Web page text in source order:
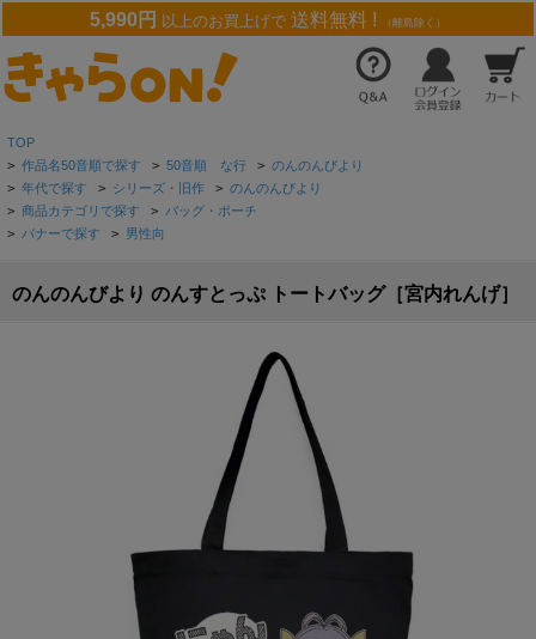
5,990円 以上のお買上げで 送料無料 ! （離島除く）
TOP
> 作品名50音順で探す > 50音順 な行 > のんのんびより
> 年代で探す > シリーズ・旧作 > のんのんびより
> 商品カテゴリで探す > バッグ・ポーチ
> バナーで探す > 男性向
のんのんびより のんすとっぷ トートバッグ［宮内れんげ］